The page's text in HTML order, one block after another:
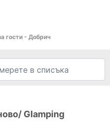
гости - Добрич
Glamping